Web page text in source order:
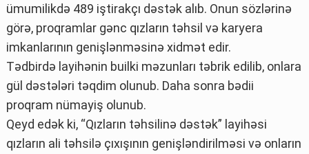
ümumilikdə 489 iştirakçı dəstək alıb. Onun sözlərinə
görə, proqramlar gənc qızların təhsil və karyera
imkanlarının genişlənməsinə xidmət edir.
Tədbirdə layihənin builki məzunları təbrik edilib, onlara
gül dəstələri təqdim olunub. Daha sonra bədii
proqram nümayiş olunub.
Qeyd edək ki, “Qızların təhsilinə dəstək” layihəsi
qızların ali təhsilə çıxışının genişləndirilməsi və onların